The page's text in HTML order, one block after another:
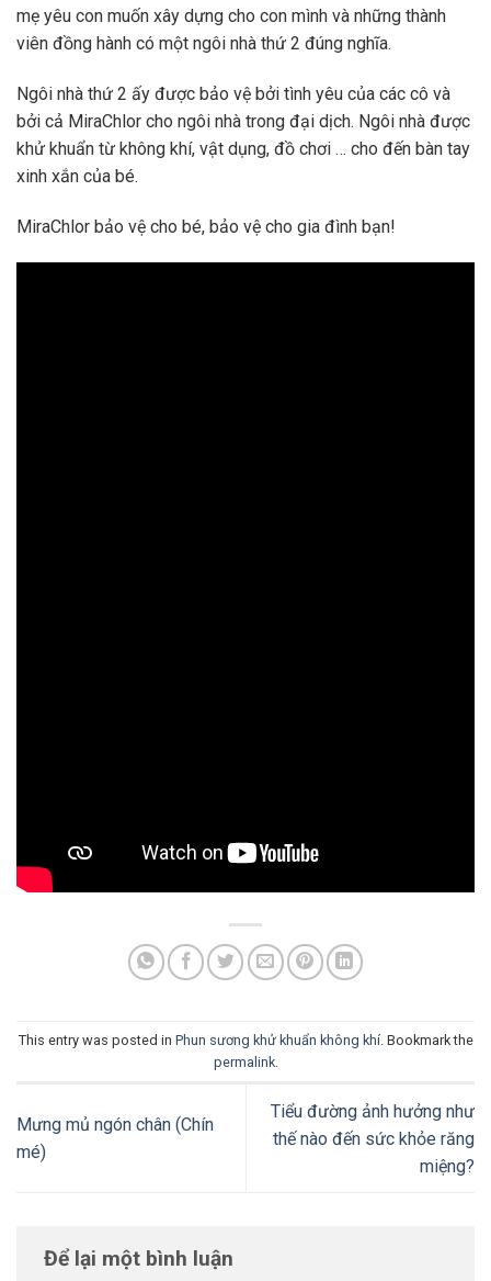
mẹ yêu con muốn xây dựng cho con mình và những thành
viên đồng hành có một ngôi nhà thứ 2 đúng nghĩa.
Ngôi nhà thứ 2 ấy được bảo vệ bởi tình yêu của các cô và
bởi cả MiraChlor cho ngôi nhà trong đại dịch. Ngôi nhà được
khử khuẩn từ không khí, vật dụng, đồ chơi … cho đến bàn tay
xinh xắn của bé.
MiraChlor bảo vệ cho bé, bảo vệ cho gia đình bạn!
This entry was posted in Phun sương khử khuẩn không khí. Bookmark the
permalink.
Mưng mủ ngón chân (Chín
mé)
Tiểu đường ảnh hưởng như
thế nào đến sức khỏe răng
miệng?
Để lại một bình luận